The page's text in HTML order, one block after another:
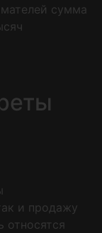
сумма
и продажу
относятся